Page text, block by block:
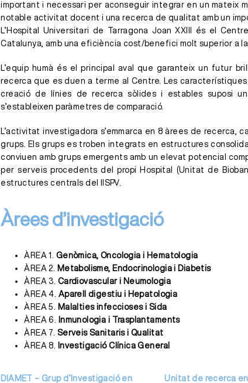
important i necessari per aconseguir integrar en un mateix
notable activitat docent i una recerca de qualitat amb un
L’Hospital Universitari de Tarragona Joan XXIII és el
Catalunya, amb una eficiència cost/benefici molt superior a
L’equip humà és el principal aval que garanteix un futur
recerca que es duen a terme al Centre. Les
creació de línies de recerca sòlides i estables suposi
s’estableixen paràmetres de comparació.
L’activitat investigadora s’emmarca en 8 àrees de recerca,
grups. Els grups es troben integrats en estructures
conviuen amb grups emergents amb un elevat potencial
per serveis procedents del propi Hospital (Unitat de
estructures centrals del IISPV.
Àrees d’investigació
ÀREA 1. Genòmica, Oncologia i Hematologia
ÀREA 2. Metabolisme, Endocrinologia i Diabetis
ÀREA 3. Cardiovascular i Neumologia
ÀREA 4. Aparell digestiu i Hepatologia
ÀREA 5. Malalties infeccioses i Sida
ÀREA 6. Inmunologia i Trasplantaments
ÀREA 7. Serveis Sanitaris i Qualitat
ÀREA 8. Investigació Clínica General
DIAMET – Grup d’Investigació en
Unitat de recerca